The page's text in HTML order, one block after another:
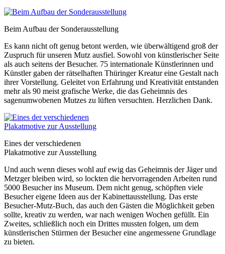
Beim Aufbau der Sonderausstellung
Es kann nicht oft genug betont werden, wie überwältigend groß der
Zuspruch für unseren Mutz ausfiel. Sowohl von künstlerischer Seite
als auch seitens der Besucher. 75 internationale Künstlerinnen und
Künstler gaben der rätselhaften Thüringer Kreatur eine Gestalt nach
ihrer Vorstellung. Geleitet von Erfahrung und Kreativität entstanden
mehr als 90 meist grafische Werke, die das Geheimnis des
sagenumwobenen Mutzes zu lüften versuchten. Herzlichen Dank.
Eines der verschiedenen
Plakatmotive zur Ausstellung
Und auch wenn dieses wohl auf ewig das Geheimnis der Jäger und
Metzger bleiben wird, so lockten die hervorragenden Arbeiten rund
5000 Besucher ins Museum. Dem nicht genug, schöpften viele
Besucher eigene Ideen aus der Kabinettausstellung. Das erste
Besucher-Mutz-Buch, das auch den Gästen die Möglichkeit geben
sollte, kreativ zu werden, war nach wenigen Wochen gefüllt. Ein
Zweites, schließlich noch ein Drittes mussten folgen, um dem
künstlerischen Stürmen der Besucher eine angemessene Grundlage
zu bieten.